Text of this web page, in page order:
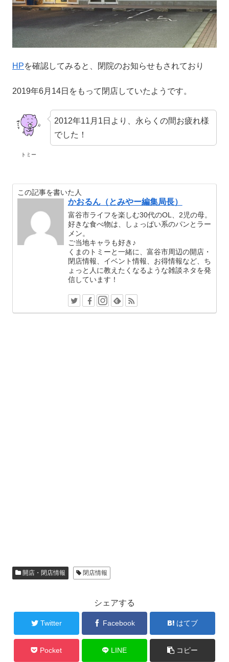
HPを確認してみると、閉院のお知らせもされており
2019年6月14日をもって閉店していたようです。
トミー
2012年11月1日より、永らくの間お疲れ様
でした！
この記事を書いた人
かおるん（とみやー編集局長）
富谷市ライフを楽しむ30代のOL、2児の母。
好きな食べ物は、しょっぱい系のパンとラー
メン。
ご当地キャラも好き♪
くまのトミーと一緒に、富谷市周辺の開店・
閉店情報、イベント情報、お得情報など、ち
ょっと人に教えたくなるような雑談ネタを発
信しています！
開店・閉店情報 閉店情報
シェアする
Twitter Facebook はてブ
Pocket LINE コピー